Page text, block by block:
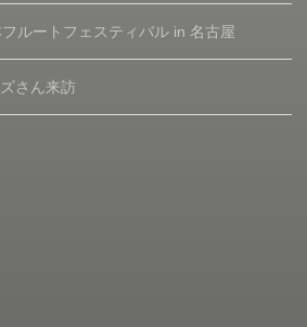
ルートフェスティバル in 名古屋
さん来訪